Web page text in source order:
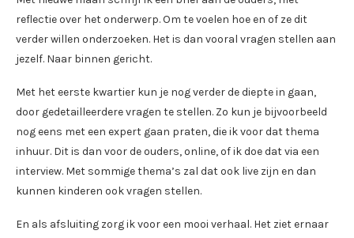
reflectie over het onderwerp. Om te voelen hoe en of ze dit
verder willen onderzoeken. Het is dan vooral vragen stellen aan
jezelf. Naar binnen gericht.
Met het eerste kwartier kun je nog verder de diepte in gaan,
door gedetailleerdere vragen te stellen. Zo kun je bijvoorbeeld
nog eens met een expert gaan praten, die ik voor dat thema
inhuur. Dit is dan voor de ouders, online, of ik doe dat via een
interview. Met sommige thema’s zal dat ook live zijn en dan
kunnen kinderen ook vragen stellen.
En als afsluiting zorg ik voor een mooi verhaal. Het ziet ernaar